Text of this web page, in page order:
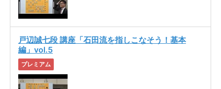
戸辺誠七段 講座「石田流を指しこなそう！基本
編」vol.5
プレミアム